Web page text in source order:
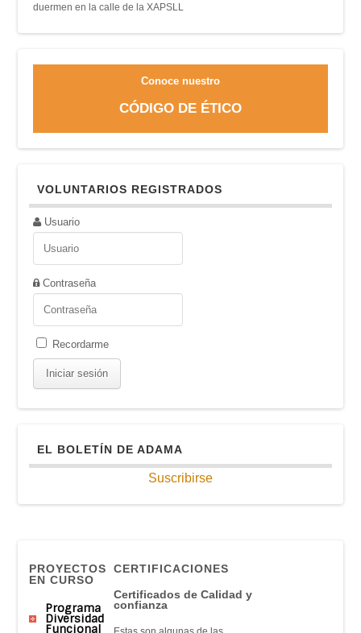
duermen en la calle de la XAPSLL
Conoce nuestro
CÓDIGO DE ÉTICO
VOLUNTARIOS REGISTRADOS
Usuario
Contraseña
Recordarme
EL BOLETÍN DE ADAMA
Suscribirse
PROYECTOS
EN CURSO
Programa
Diversidad
Funcional
CERTIFICACIONES
Certificados de Calidad y
confianza
Estas son algunas de las